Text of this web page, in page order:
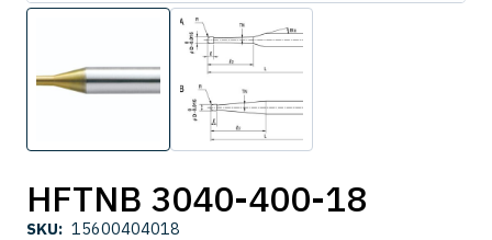
HFTNB 3040-400-18
SKU: 15600404018